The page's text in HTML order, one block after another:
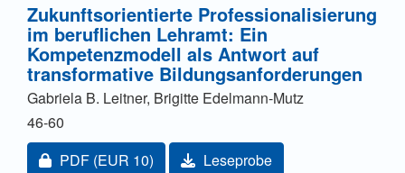
Zukunftsorientierte Professionalisierung
im beruflichen Lehramt: Ein
Kompetenzmodell als Antwort auf
transformative Bildungsanforderungen
Gabriela B. Leitner, Brigitte Edelmann-Mutz
46-60
Zugang für Abonnent/innen oder durch Zahlung einer
PDF (EUR 10) Leseprobe